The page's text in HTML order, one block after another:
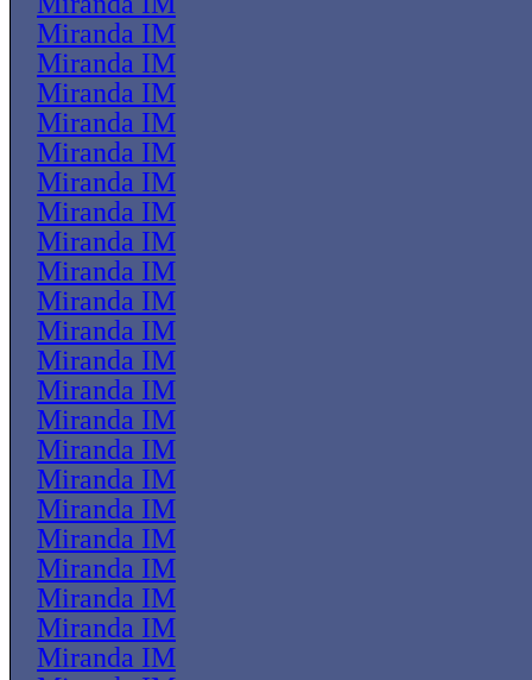
Miranda IM
Miranda IM
Miranda IM
Miranda IM
Miranda IM
Miranda IM
Miranda IM
Miranda IM
Miranda IM
Miranda IM
Miranda IM
Miranda IM
Miranda IM
Miranda IM
Miranda IM
Miranda IM
Miranda IM
Miranda IM
Miranda IM
Miranda IM
Miranda IM
Miranda IM